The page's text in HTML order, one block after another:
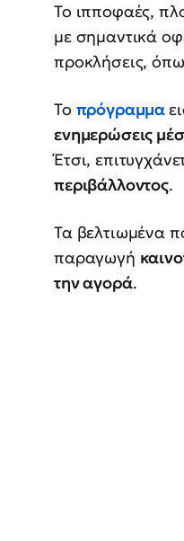
Το ιπποφαές,
με σημαντικά
προκλήσεις,
Το πρόγραμμα
ενημερώσεις
Έτσι,
περιβάλλοντος.
Τα βελτιωμένα
παραγωγή
την αγορά.